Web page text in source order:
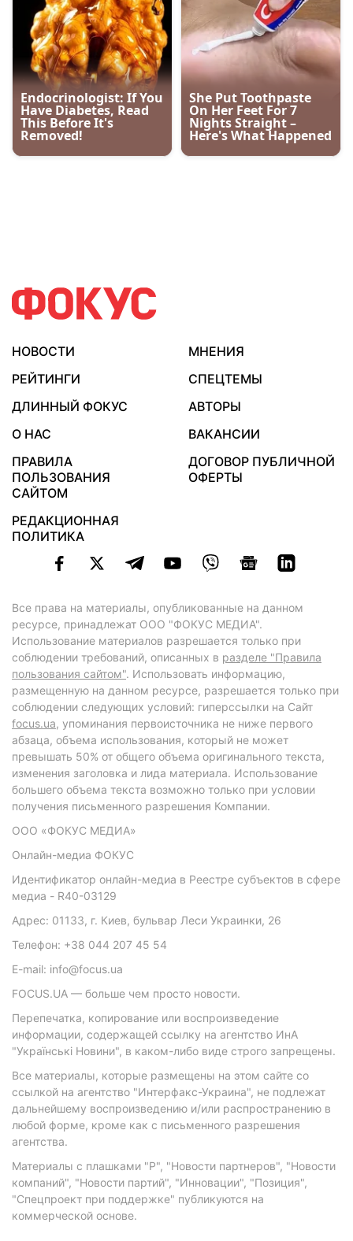
НОВОСТИ
МНЕНИЯ
РЕЙТИНГИ
СПЕЦТЕМЫ
ДЛИННЫЙ ФОКУС
АВТОРЫ
О НАС
ВАКАНСИИ
ПРАВИЛА
ПОЛЬЗОВАНИЯ
САЙТОМ
ДОГОВОР ПУБЛИЧНОЙ
ОФЕРТЫ
РЕДАКЦИОННАЯ
ПОЛИТИКА
Все права на материалы, опубликованные на данном
ресурсе, принадлежат ООО "ФОКУС МЕДИА".
Использование материалов разрешается только при
соблюдении требований, описанных в разделе "Правила
пользования сайтом". Использовать информацию,
размещенную на данном ресурсе, разрешается только при
соблюдении следующих условий: гиперссылки на Сайт
focus.ua, упоминания первоисточника не ниже первого
абзаца, объема использования, который не может
превышать 50% от общего объема оригинального текста,
изменения заголовка и лида материала. Использование
большего объема текста возможно только при условии
получения письменного разрешения Компании.
ООО «ФОКУС МЕДИА»
Онлайн-медиа ФОКУС
Идентификатор онлайн-медиа в Реестре субъектов в сфере
медиа - R40-03129
Адрес: 01133, г. Киев, бульвар Леси Украинки, 26
Телефон: +38 044 207 45 54
E-mail: info@focus.ua
FOCUS.UA — больше чем просто новости.
Перепечатка, копирование или воспроизведение
информации, содержащей ссылку на агентство ИнА
"Українські Новини", в каком-либо виде строго запрещены.
Все материалы, которые размещены на этом сайте со
ссылкой на агентство "Интерфакс-Украина", не подлежат
дальнейшему воспроизведению и/или распространению в
любой форме, кроме как с письменного разрешения
агентства.
Материалы с плашками "Р", "Новости партнеров", "Новости
компаний", "Новости партий", "Инновации", "Позиция",
"Спецпроект при поддержке" публикуются на
коммерческой основе.